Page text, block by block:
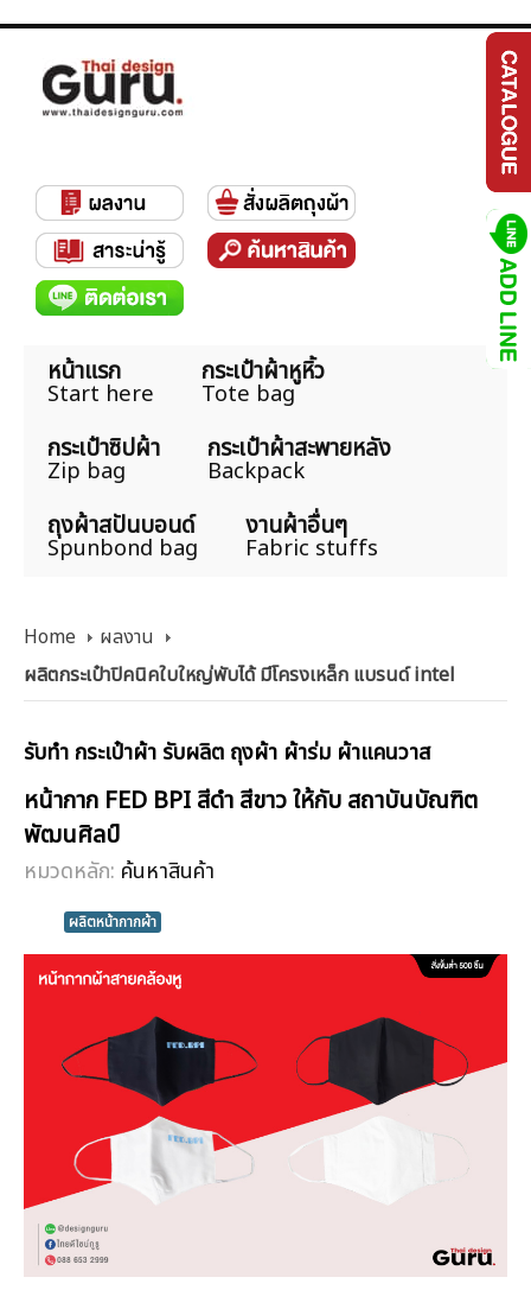
หน้าแรก
Start here
กระเป๋าผ้าหูหิ้ว
Tote bag
กระเป๋าซิปผ้า
Zip bag
กระเป๋าผ้าสะพายหลัง
Backpack
ถุงผ้าสปันบอนด์
Spunbond bag
งานผ้าอื่นๆ
Fabric stuffs
Home
ผลงาน
ผลิตกระเป๋าปิคนิคใบใหญ่พับได้ มีโครงเหล็ก แบรนด์ intel
รับทำ กระเป๋าผ้า รับผลิต ถุงผ้า ผ้าร่ม ผ้าแคนวาส
หน้ากาก FED BPI สีดำ สีขาว ให้กับ สถาบันบัณฑิต
พัฒนศิลป์
หมวดหลัก: ค้นหาสินค้า
ผลิตหน้ากากผ้า